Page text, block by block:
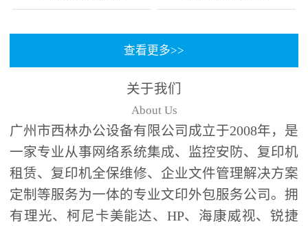
查看更多>>
关于我们
About Us
广州市西林办公设备有限公司成立于2008年，是
一家专业从事网络系统集成、监控安防、复印机
租赁、复印机全保维修、企业文件管理解决方案
定制等服务为一体的专业文印外包服务公司。拥
有理光、柯尼卡美能达、HP、海康威视、锐捷